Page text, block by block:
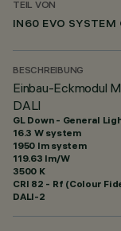
TEIL VON
IN60 EVO SYSTEM
BESCHREIBUNG
Einbau-Eckmodul
DALI
GL Down - General
16.3 W system
1950 lm system
119.63 lm/W
3500 K
CRI 82 - Rf (Colour
DALI-2